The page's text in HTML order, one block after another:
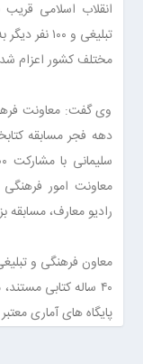
تبلیغی و
مختلف کشور اعزام
وی گفت: معاونت
دهه فجر مسابقه
معاونت امور
رادیو معارف، مسابقه بزرگ
معاون فرهنگی و
۴۰ ساله کتابی
پایگاه های آماری